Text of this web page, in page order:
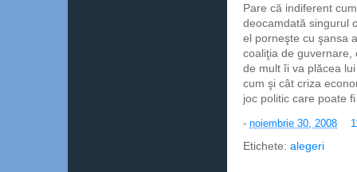
Pare că indiferent
deocamdată singurul
el porneşte cu şansa
coaliţia de guvernare,
de mult îi va plăcea
cum şi cât criza
joc politic care poate
- noiembrie 30, 2008
Etichete: alegeri